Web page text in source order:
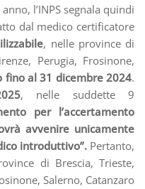
l’INPS segnala quindi
dal medico certificatore
, nelle province di
Perugia, Frosinone,
fino al 31 dicembre 2024.
, nelle suddette 9
per l’accertamento
avvenire unicamente
introduttivo”. Pertanto,
di Brescia, Trieste,
Salerno, Catanzaro